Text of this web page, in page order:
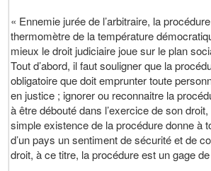
« Ennemie jurée de l’arbitraire, la
thermomètre de la température
mieux le droit judiciaire joue sur le plan
Tout d’abord, il faut souligner que la
obligatoire que doit emprunter toute
en justice ; ignorer ou reconnaitre la
à être débouté dans l’exercice de son
simple existence de la procédure donne à
d’un pays un sentiment de sécurité et de
droit, à ce titre, la procédure est un gage